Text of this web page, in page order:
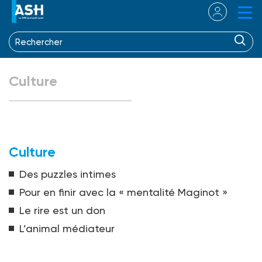
Culture
Culture
Des puzzles intimes
Pour en finir avec la « mentalité Maginot »
Le rire est un don
L’animal médiateur